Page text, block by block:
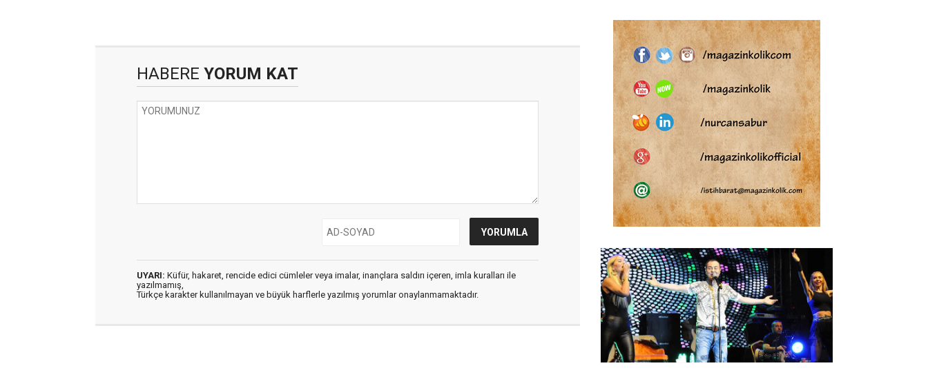
HABERE YORUM KAT
UYARI: Küfür, hakaret, rencide edici cümleler veya imalar, inançlara saldırı içeren, imla kuralları ile
yazılmamış,
Türkçe karakter kullanılmayan ve büyük harflerle yazılmış yorumlar onaylanmamaktadır.